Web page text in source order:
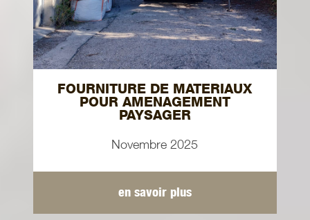
FOURNITURE DE MATERIAUX
POUR AMENAGEMENT
PAYSAGER
Novembre 2025
en savoir plus